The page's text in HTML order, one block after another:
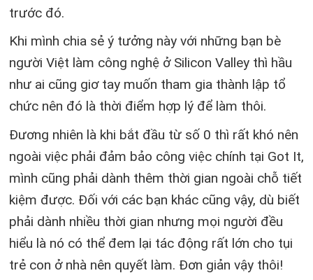
trước đó.
Khi mình chia sẻ ý tưởng này với những bạn bè
người Việt làm công nghệ ở Silicon Valley thì hầu
như ai cũng giơ tay muốn tham gia thành lập tổ
chức nên đó là thời điểm hợp lý để làm thôi.
Đương nhiên là khi bắt đầu từ số 0 thì rất khó nên
ngoài việc phải đảm bảo công việc chính tại Got It,
mình cũng phải dành thêm thời gian ngoài chỗ tiết
kiệm được. Đối với các bạn khác cũng vậy, dù biết
phải dành nhiều thời gian nhưng mọi người đều
hiểu là nó có thể đem lại tác động rất lớn cho tụi
trẻ con ở nhà nên quyết làm. Đơn giản vậy thôi!